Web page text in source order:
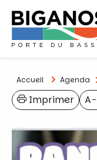
Accueil Agenda
A−
Imprimer